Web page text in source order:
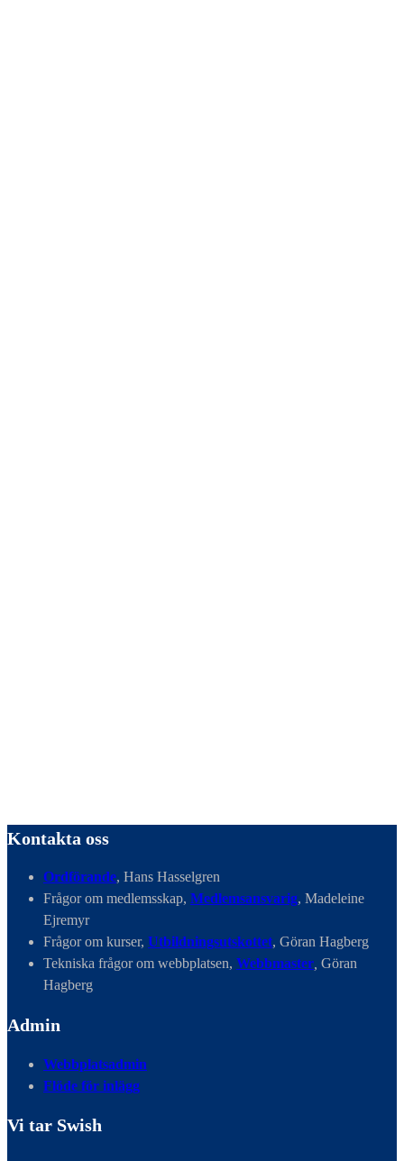
Kontakta oss
Ordförande, Hans Hasselgren
Frågor om medlemsskap, Medlemsansvarig, Madeleine
Ejremyr
Frågor om kurser, Utbildningsutskottet, Göran Hagberg
Tekniska frågor om webbplatsen, Webbmaster Göran
Hagberg
Admin
Webbplatsadmin
Flöde för inlägg
Vi tar Swish